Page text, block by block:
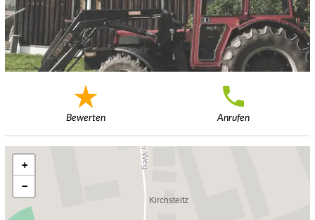
Bewerten Anrufen
+
−